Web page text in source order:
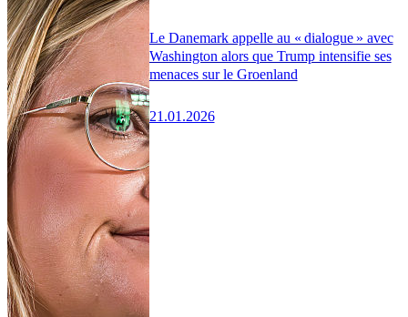
Le Danemark appelle au « dialogue » avec
Washington alors que Trump intensifie ses
menaces sur le Groenland
21.01.2026